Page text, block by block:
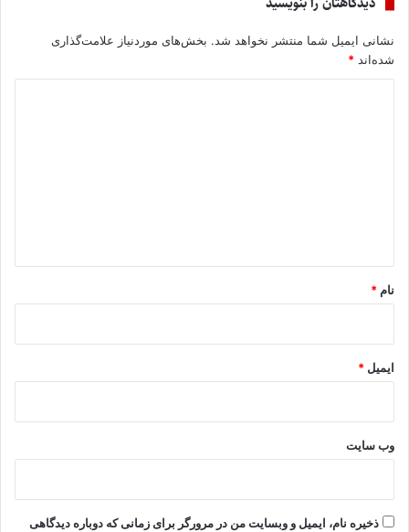
نشانی ایمیل شما منتشر نخواهد شد. بخش‌های موردنیاز علامت‌گذاری
شده‌اند *
نام *
ایمیل *
وب‌ سایت
ذخیره نام، ایمیل و وبسایت من در مرورگر برای زمانی که دوباره دیدگاهی